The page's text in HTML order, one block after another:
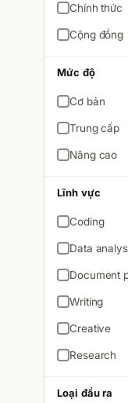
Chính thức
Cộng đồng
Mức độ
Cơ bản
Trung cấp
Nâng cao
Lĩnh vực
Coding
Data
Document
Writing
Creative
Research
Loại đầu ra